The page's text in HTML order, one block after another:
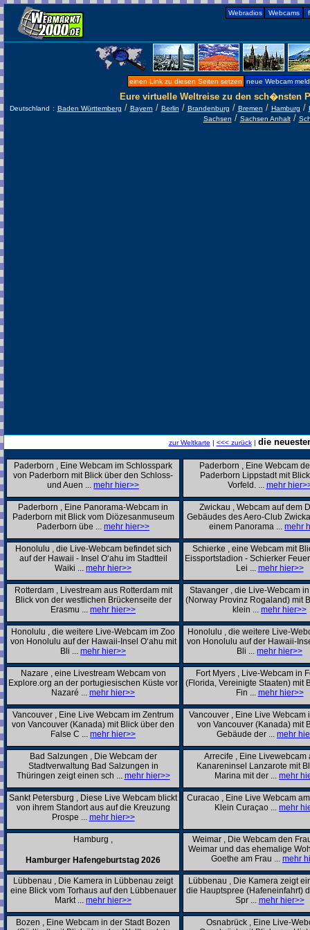
Webradios Webcams
einen Link zu diesen Seiten setzen neue Webcam
Eure virtuelle Weltreise zu den
Deutschland : Baden Württemberg / Bayern / Berlin / Brandenburg / Bremen / Hamburg /
Sachsen / Sachsen Anhalt/
zur Weltkarte | <<< zurück| die
Paderborn , Eine Webcam im Schlosspark
von Paderborn mit Blick über den Schloss-
und Auen ... mehr hier>>
Paderborn , Eine Webcam
Paderborn Lippstadt mit
Vorfeld. ... mehr
Paderborn , Eine Panorama-Webcam in
Paderborn mit Blick vom Diözesanmuseum
Paderborn übe ... mehr hier>>
Zwickau , Webcam auf dem
Gebäudes des Aero-Club
einem Panorama ... mehr
Honolulu , die Live-Webcam befindet sich
auf der Hawaii - Insel O‘ahu im Stadtteil
Waiki ... mehr hier>>
Schierke , eine Webcam mit
Eissportstadion - Schierker
Lei ... mehr hier>>
Rotterdam , Livestream aus Rotterdam mit
Blick von der westlichen Brückenseite der
Erasmu ... mehr hier>>
Stavanger , die Live-Webcam
(Norway Provinz Rogaland) mit
klein ... mehr hier>>
Honolulu , die weitere Live-Webcam im Zoo
von Honolulu auf der Hawaii-Insel Oʻahu mit
Bli ... mehr hier>>
Honolulu , die weitere Live-
von Honolulu auf der Hawaii-
Bli ... mehr hier>>
Nazare , eine Livestream Webcam von
Explore.org an der portugiesischen Küste vor
Nazaré ... mehr hier>>
Fort Myers , Live-Webcam in
(Florida, Vereinigte Staaten) mit
Fin ... mehr hier>>
Vancouver , Eine Live Webcam im Zentrum
von Vancouver (Kanada) mit Blick über den
False C ... mehr hier>>
Vancouver , Eine Live Webcam
von Vancouver (Kanada) mit
Gebäude der ... mehr
Bad Salzungen , Die Webcam der
Stadtverwaltung Bad Salzungen in
Thüringen zeigt einen sch ... mehr hier>>
Arrecife , Eine Livewebcam
Kanareninsel Lanzarote mit
Marina mit der ... mehr
Sankt Petersburg , Diese Live Webcam blickt
von ihrem Standort aus auf die Kreuzung
Prospe ... mehr hier>>
Curacao , Eine Live Webcam
Klein Curaçao ... mehr
Hamburg ,
Hamburger Hafengeburtstag 2026
Diese Feratel Panorama-Webcam beginnt i
...mehr hier>>
Weimar , Die Webcam den
Weimar und das ehemalige
Goethe am Frau ... mehr
Lübbenau , Die Kamera in Lübbenau zeigt
eine Blick vom Torhaus auf den Lübbenauer
Markt ... mehr hier>>
Lübbenau , Die Kamera zeigt
die Hauptspree (Hafeneinfahrt)
Spr ... mehr hier>>
Bozen , Eine Webcam in der Stadt Bozen
Osnabrück , Eine Live-